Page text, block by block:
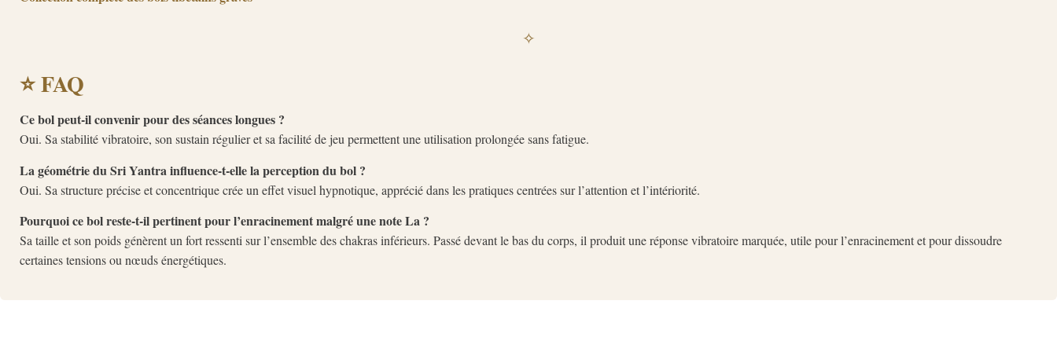
✧
⭐ FAQ
Ce bol peut-il convenir pour des séances longues ?
Oui. Sa stabilité vibratoire, son sustain régulier et sa facilité de jeu permettent une utilisation prolongée sans fatigue.
La géométrie du Sri Yantra influence-t-elle la perception du bol ?
Oui. Sa structure précise et concentrique crée un effet visuel hypnotique, apprécié dans les pratiques centrées sur l’attention et l’intériorité.
Pourquoi ce bol reste-t-il pertinent pour l’enracinement malgré une note La ?
Sa taille et son poids génèrent un fort ressenti sur l’ensemble des chakras inférieurs. Passé devant le bas du corps, il produit une réponse vibratoire marquée, utile pour l’enracinement et pour dissoudre
certaines tensions ou nœuds énergétiques.